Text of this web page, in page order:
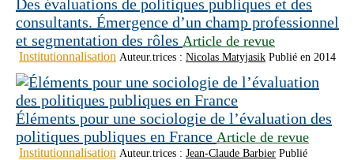
Des évaluations de politiques publiques et des
consultants. Émergence d’un champ professionnel
et segmentation des rôles Article de revue
Institutionnalisation Auteur.trices : Nicolas Matyjasik Publié en 2014
Éléments pour une sociologie de l’évaluation des
politiques publiques en France Article de revue
Institutionnalisation Auteur.trices : Jean-Claude Barbier Publié